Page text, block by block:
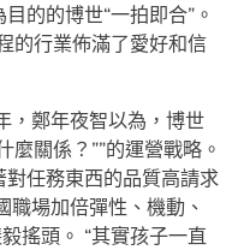
的的博世“一拍即合”。
的行業佈滿了愛好和信
鄭年夜智以為，博世
關係？””的運營戰略。
任務東西的品質高請求
職場加倍彈性、機動、
搖頭。 “其實孩子一直